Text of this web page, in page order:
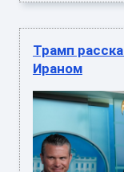
Трамп
Ираном